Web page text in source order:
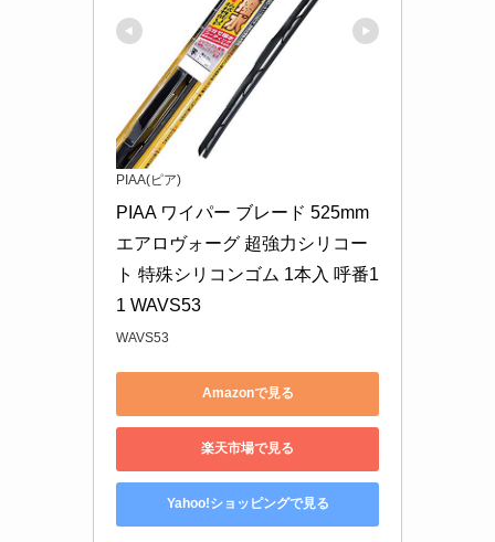
PIAA(ピア)
PIAA ワイパー ブレード 525mm
エアロヴォーグ 超強力シリコー
ト 特殊シリコンゴム 1本入 呼番1
1 WAVS53
WAVS53
Amazonで見る
楽天市場で見る
Yahoo!ショッピングで見る